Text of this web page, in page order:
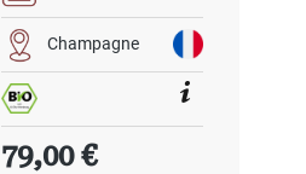
Champagne
Regulärer Preis:
79,00 €